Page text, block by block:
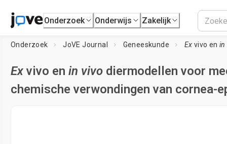
Onderzoek Onderwijs Zakelijk
Onderzoek JoVE Journal Geneeskunde Ex vivo enin
Exvivo en in vivo diermodellen voor
chemische verwondingen van cornea-